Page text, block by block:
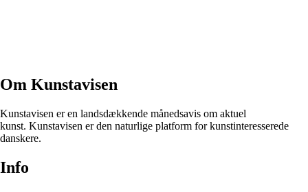
Om Kunstavisen
Kunstavisen er en landsdækkende månedsavis om aktuel
kunst. Kunstavisen er den naturlige platform for kunstinteresserede
danskere.
Info